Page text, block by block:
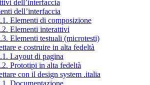
dell’interfaccia
dell’interfaccia
Elementi di composizione
Elementi interattivi
Elementi testuali (microtesti)
e costruire in alta fedeltà
Layout di pagina
Prototipi in alta fedeltà
con il design system .italia
Documentazione